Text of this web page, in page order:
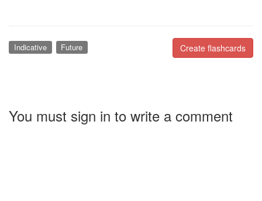
Create flashcards
Indicative Future
You must sign in to write a comment